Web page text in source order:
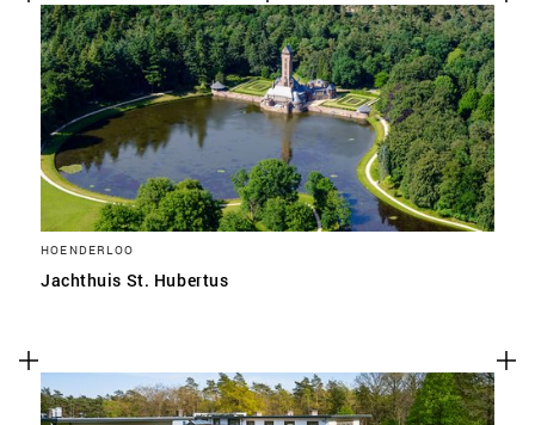
HOENDERLOO
Jachthuis St. Hubertus